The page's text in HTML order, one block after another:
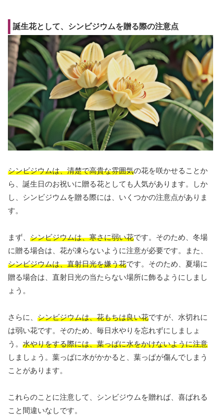
誕生花として、シンビジウムを贈る際の注意点
シンビジウムは、清楚で高貴な雰囲気の花を咲かせることか
ら、誕生日のお祝いに贈る花としても人気があります。しか
し、シンビジウムを贈る際には、いくつかの注意点がありま
す。
まず、 シンビジウムは、寒さに弱い花です。そのため、冬場
に贈る場合は、花が凍らないように注意が必要です。また、
シンビジウムは、直射日光を嫌う花です。そのため、夏場に
贈る場合は、直射日光の当たらない場所に飾るようにしまし
ょう。
さらに、 シンビジウムは、花もちは良い花ですが、水切れに
は弱い花です。そのため、毎日水やりを忘れずにしましょ
う。 水やりをする際には、葉っぱに水をかけないように注意
しましょう。葉っぱに水がかかると、葉っぱが傷んでしまう
ことがあります。
これらのことに注意して、シンビジウムを贈れば、喜ばれる
こと間違いなしです。